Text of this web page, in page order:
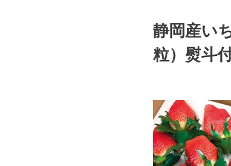
静岡産い
粒）熨斗